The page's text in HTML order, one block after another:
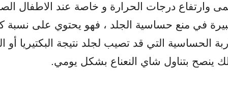
وارتفاع درجات الحرارة و خاصة عند الاطفال
في منع حساسية الجلد ، فهو يحتوي على نسبة
الحساسية التي قد تصيب لجلد نتيجة البكتيريا
ينصح بتناول شاي النعناع بشكل يومي.